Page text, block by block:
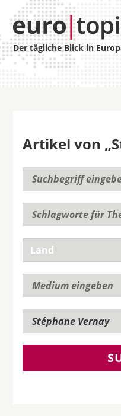
Der tägliche Blick in
Artikel von